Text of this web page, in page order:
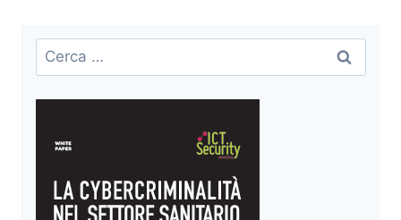
Ricerca
per: